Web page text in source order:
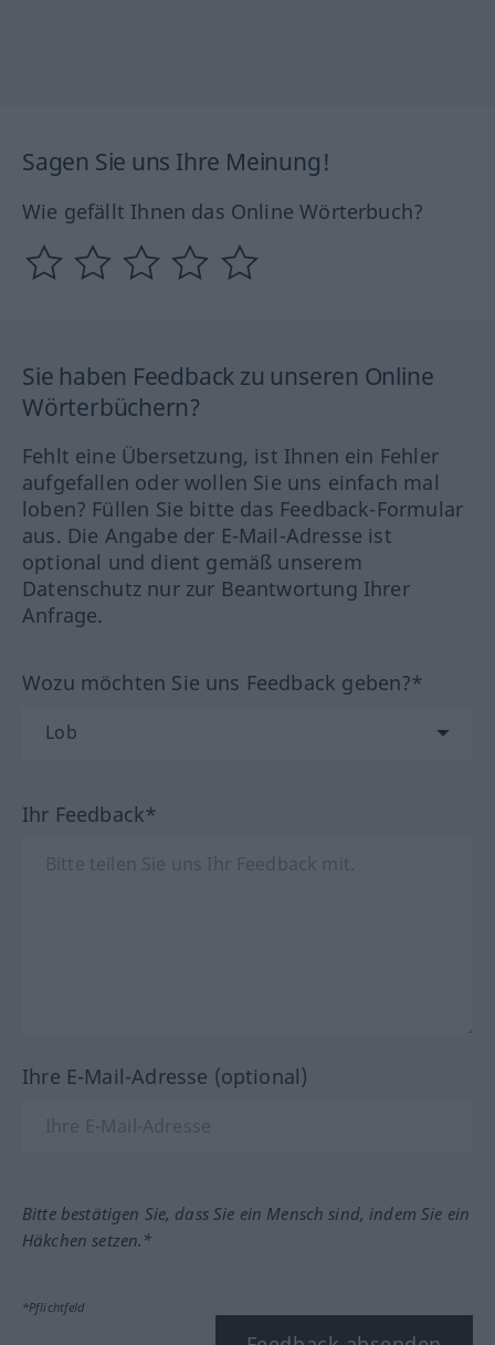
Sagen Sie uns Ihre Meinung!
Wie gefällt Ihnen das Online Wörterbuch?
Sie haben Feedback zu unseren Online
Wörterbüchern?
Fehlt eine Übersetzung, ist Ihnen ein Fehler
aufgefallen oder wollen Sie uns einfach mal
loben? Füllen Sie bitte das Feedback-Formular
aus. Die Angabe der E-Mail-Adresse ist
optional und dient gemäß unserem
Datenschutz nur zur Beantwortung Ihrer
Anfrage.
Wozu möchten Sie uns Feedback geben?*
Ihr Feedback*
Ihre E-Mail-Adresse (optional)
Bitte bestätigen Sie, dass Sie ein Mensch sind, indem Sie ein
Häkchen setzen.*
*Pflichtfeld